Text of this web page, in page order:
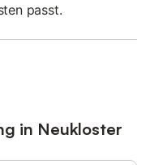
passt.
in Neukloster